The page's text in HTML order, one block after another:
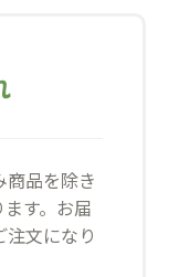
商品を除き
す。お届
文になり